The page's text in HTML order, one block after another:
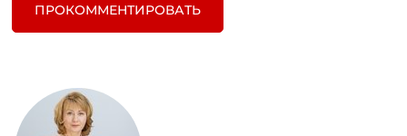
ПРОКОММЕНТИРОВАТЬ